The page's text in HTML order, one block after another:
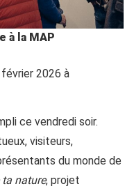
à la MAP
février 2026 à
ce vendredi soir.
visiteurs,
du monde de
ta nature, projet